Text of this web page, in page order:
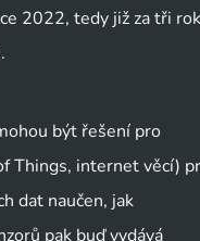
2022, tedy již za tři
být řešení pro
Things, internet věcí)
dat naučen, jak
pak buď vydává